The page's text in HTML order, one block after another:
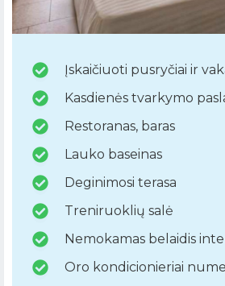
Įskaičiuoti pusryčiai ir
Kasdienės tvarkymo
Restoranas, baras
Lauko baseinas
Deginimosi terasa
Treniruoklių salė
Nemokamas belaidis
Oro kondicionieriai